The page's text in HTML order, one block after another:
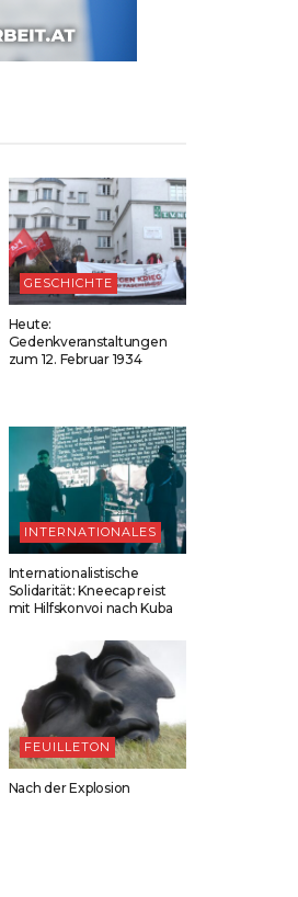
GESCHICHTE
Heute:
Gedenkveranstaltungen
zum 12. Februar 1934
INTERNATIONALES
Internationalistische
Solidarität: Kneecap reist
mit Hilfskonvoi nach Kuba
FEUILLETON
Nach der Explosion